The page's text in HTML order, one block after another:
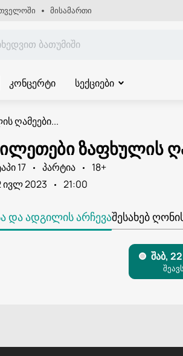
მისამართი
კონცერტი სექციები
ღამეები...
ზაფხულის
17 პარტია
18+
ივლ 2023
21:00
ᲓᲐ ᲐᲓᲒᲘᲚᲘᲡ ᲐᲠᲩᲔᲕᲐᲨᲔᲡᲐᲮᲔᲑ